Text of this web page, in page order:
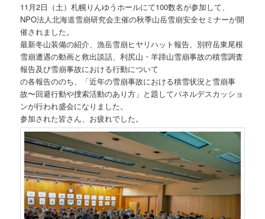
11月2日（土）札幌りんゆうホールにて100数名が参加して、
NPO法人北海道雪崩研究会主催の秋季山岳雪崩安全セミナーが開
催されました。
最新冬山装備の紹介、漁岳雪崩ヒヤリハット報告、別狩岳東尾根
雪崩遭遇の動画と救出談話、利尻山・羊蹄山雪崩事故の積雪調査
報告及び雪崩事故における行動について
の各報告ののち、「近年の雪崩事故における積雪状況と雪崩事
故〜回避行動や捜索活動のあり方」と題してパネルデスカッショ
ンが行われ盛会になりました。
参加された皆さん、お疲れでした。